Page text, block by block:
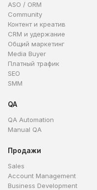
ASO / ORM
Community
Контент и креатив
CRM и удержание
Общий маркетинг
Media Buyer
Платный трафик
SEO
SMM
QA
QA Automation
Manual QA
Продажи
Sales
Account Management
Business Development